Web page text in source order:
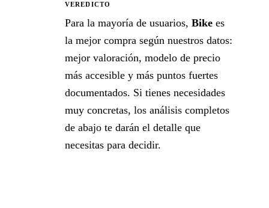
VEREDICTO
Para la mayoría de usuarios, Bike es
la mejor compra según nuestros datos:
mejor valoración, modelo de precio
más accesible y más puntos fuertes
documentados. Si tienes necesidades
muy concretas, los análisis completos
de abajo te darán el detalle que
necesitas para decidir.